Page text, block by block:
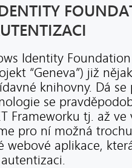
Identity
“Geneva”) již
knihovny. Dá
se
Frameworku tj. až ve
pro ní možná
webové aplikace,